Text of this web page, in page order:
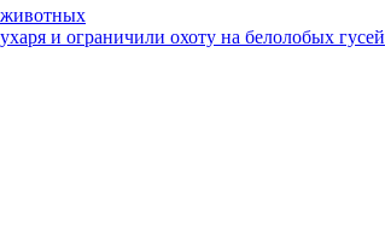
животных
и ограничили охоту на белолобых гусей